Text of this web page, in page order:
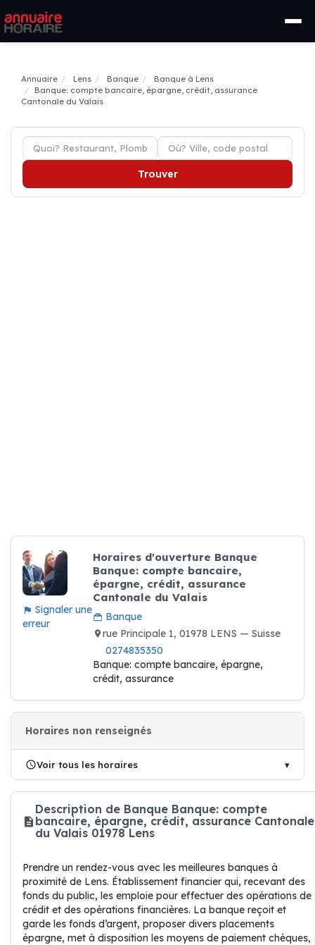
Annuaire Lens Banque
Banque à Lens
Banque: compte bancaire, épargne, crédit, assurance
Cantonale du Valais
Trouver
Signaler une
erreur
Horaires d'ouverture Banque
Banque: compte bancaire,
épargne, crédit, assurance
Cantonale du Valais
Banque
rue Principale 1, 01978 LENS — Suisse
0274835350
Banque: compte bancaire, épargne,
crédit, assurance
Horaires non renseignés
Voir tous les horaires
Description de Banque Banque: compte
bancaire, épargne, crédit, assurance Cantonale
du Valais 01978 Lens
Prendre un rendez-vous avec les meilleures banques à
proximité de Lens. Établissement financier qui, recevant des
fonds du public, les emploie pour effectuer des opérations de
crédit et des opérations financières. La banque reçoit et
garde les fonds d’argent, proposer divers placements
épargne, met à disposition les moyens de paiement chèques,